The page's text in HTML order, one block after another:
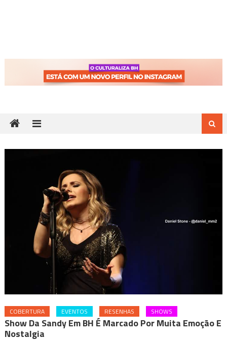
COBERTURA EVENTOS RESENHAS SHOWS
Show Da Sandy Em BH É Marcado Por Muita Emoção E
Nostalgia